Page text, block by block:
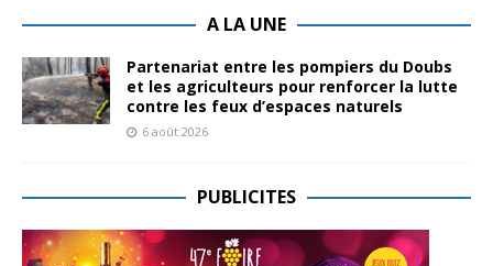
A LA UNE
Partenariat entre les pompiers du Doubs
et les agriculteurs pour renforcer la lutte
contre les feux d’espaces naturels
6 août 2026
PUBLICITES